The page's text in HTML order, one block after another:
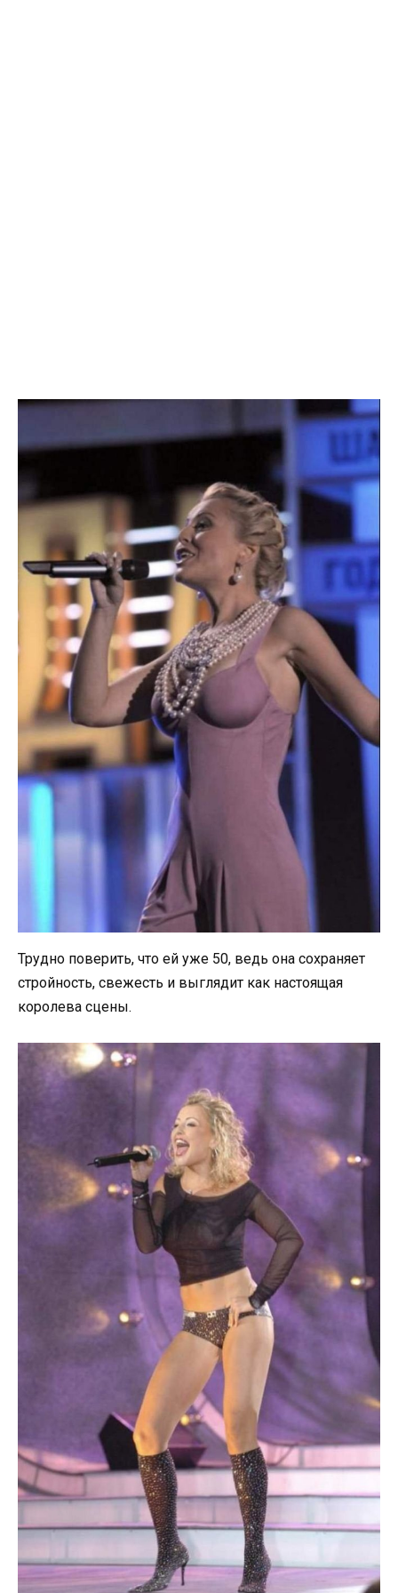
Трудно поверить, что ей уже 50, ведь она сохраняет
стройность, свежесть и выглядит как настоящая
королева сцены.